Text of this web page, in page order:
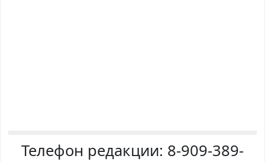
Телефон редакции: 8-909-389-